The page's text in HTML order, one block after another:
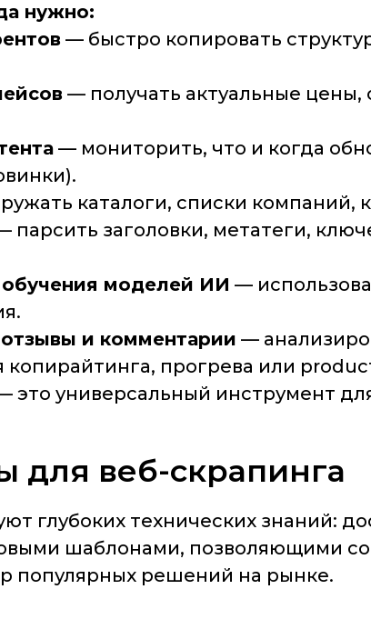
нужно:
— быстро копировать
— получать актуальные цены,
— мониторить, что и когда
каталоги, списки компаний,
парсить заголовки, метатеги,
моделей ИИ —
и комментарии —
копирайтинга, прогрева или
универсальный инструмент
для веб-скрапинга
глубоких технических знаний:
шаблонами, позволяющими
популярных решений на рынке.